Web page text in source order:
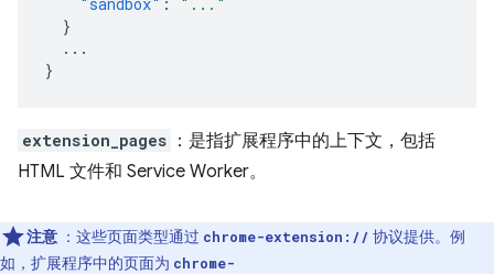
}
...
}
extension_pages ：是指扩展程序中的上下文，包括
HTML 文件和 Service Worker。
注意 ：这些页面类型通过 chrome-extension:// 协议提供。例
如，扩展程序中的页面为 chrome-